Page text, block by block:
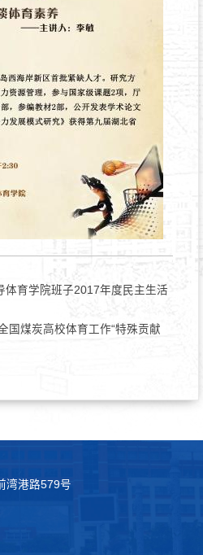
体育学院班子2017年度民主生活
国煤炭高校体育工作“特殊贡献
湾港路579号